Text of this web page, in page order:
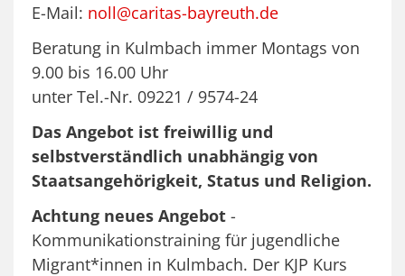
E-Mail: noll@caritas-bayreuth.de
Beratung in Kulmbach immer Montags von
9.00 bis 16.00 Uhr
unter Tel.-Nr. 09221 / 9574-24
Das Angebot ist freiwillig und
selbstverständlich unabhängig von
Staatsangehörigkeit, Status und Religion.
Achtung neues Angebot -
Kommunikationstraining für jugendliche
Migrant*innen in Kulmbach. Der KJP Kurs